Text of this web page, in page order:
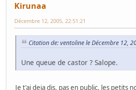
Kirunaa
Décembre 12, 2005, 22:51:21
Citation de: ventoline le Décembre 12,
Une queue de castor ? Salope.
Je t'ai deja dis, pas en public, les petits